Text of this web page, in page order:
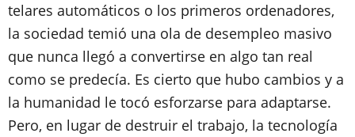
telares automáticos o los primeros ordenadores,
la sociedad temió una ola de desempleo masivo
que nunca llegó a convertirse en algo tan real
como se predecía. Es cierto que hubo cambios y a
la humanidad le tocó esforzarse para adaptarse.
Pero, en lugar de destruir el trabajo, la tecnología